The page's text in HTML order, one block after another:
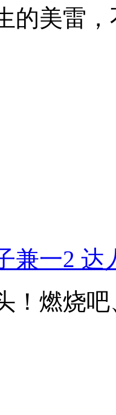
的美雷，
兼一2 达
！燃烧吧